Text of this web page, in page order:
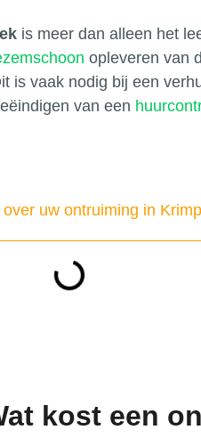
is meer dan alleen het
opleveren van
is vaak nodig bij een
van een
uw ontruiming in
kost een